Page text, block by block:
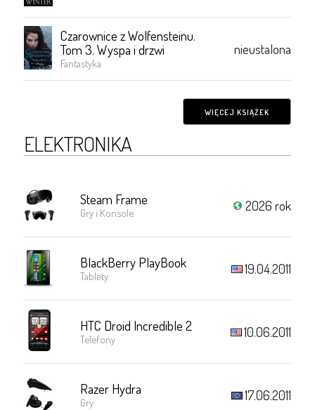
Czarownice z Wolfensteinu.
Tom 3. Wyspa i drzwi
Fantastyka
nieustalona
WIĘCEJ KSIĄŻEK
ELEKTRONIKA
Steam Frame
Gry i Konsole 2026 rok
BlackBerry PlayBook
Tablety 19.04.2011
HTC Droid Incredible 2
Telefony 10.06.2011
Razer Hydra
Gry 17.06.2011